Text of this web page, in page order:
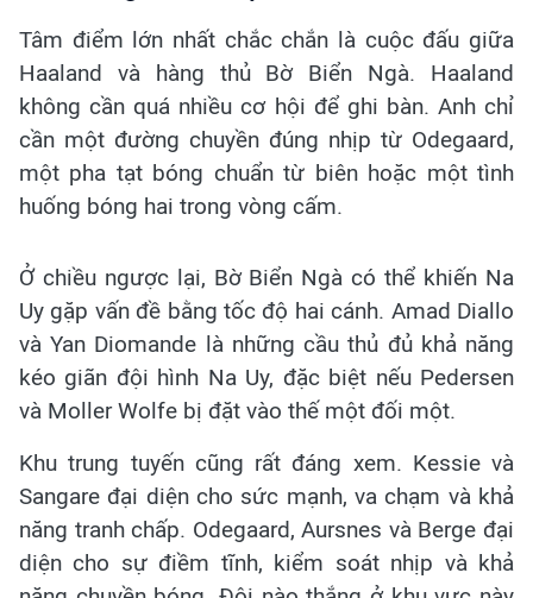
Tâm điểm lớn nhất chắc chắn là cuộc đấu giữa
Haaland và hàng thủ Bờ Biển Ngà. Haaland
không cần quá nhiều cơ hội để ghi bàn. Anh chỉ
cần một đường chuyền đúng nhịp từ Odegaard,
một pha tạt bóng chuẩn từ biên hoặc một tình
huống bóng hai trong vòng cấm.
Ở chiều ngược lại, Bờ Biển Ngà có thể khiến Na
Uy gặp vấn đề bằng tốc độ hai cánh. Amad Diallo
và Yan Diomande là những cầu thủ đủ khả năng
kéo giãn đội hình Na Uy, đặc biệt nếu Pedersen
và Moller Wolfe bị đặt vào thế một đối một.
Khu trung tuyến cũng rất đáng xem. Kessie và
Sangare đại diện cho sức mạnh, va chạm và khả
năng tranh chấp. Odegaard, Aursnes và Berge đại
diện cho sự điềm tĩnh, kiểm soát nhịp và khả